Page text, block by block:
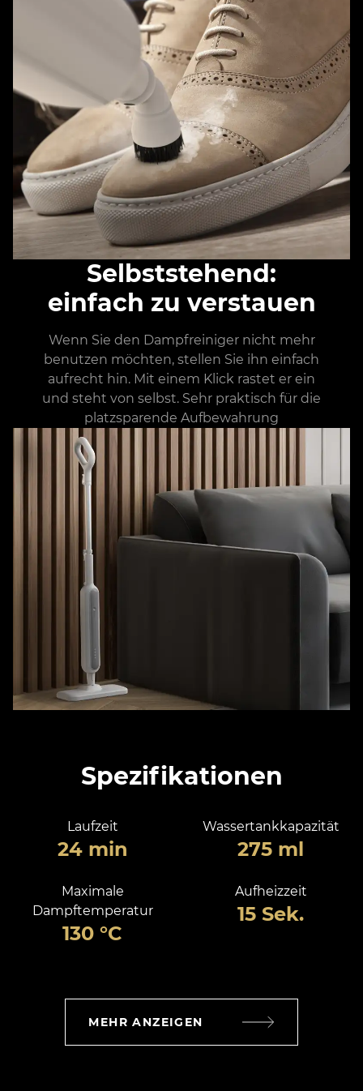
Selbststehend:
einfach zu verstauen
Wenn Sie den Dampfreiniger nicht mehr
benutzen möchten, stellen Sie ihn einfach
aufrecht hin. Mit einem Klick rastet er ein
und steht von selbst. Sehr praktisch für die
platzsparende Aufbewahrung
Spezifikationen
Laufzeit
24 min
Wassertankkapazität
275 ml
Maximale
Dampftemperatur
130 °C
Aufheizzeit
15 Sek.
MEHR ANZEIGEN